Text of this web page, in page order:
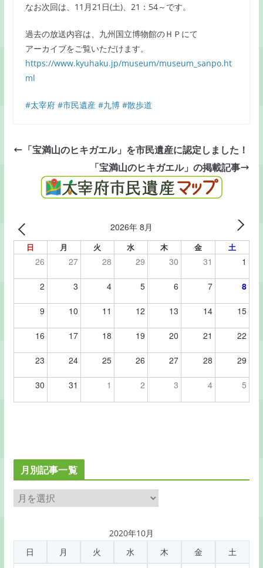
なお次回は、11月21日(土)、21：54～です。
過去の放送内容は、九州国立博物館のＨＰにて
アーカイブをご覧いただけます。
https://www.kyuhaku.jp/museum/museum_sanpo.ht
ml
#太宰府 #市民遺産 #九博 #散歩道
「宝満山のヒキガエル」を市民遺産に認定しました！
「宝満山のヒキガエル」の掲載記事
2026年 8月
日 月 火 水 木 金 土
26 27 28 29 30 31 1
2 3 4 5 6 7 8
9 10 11 12 13 14 15
16 17 18 19 20 21 22
23 24 25 26 27 28 29
30 31 1 2 3 4 5
月別記事一覧
月
別
事
2020年10月
日
月 火 水 木 金 土